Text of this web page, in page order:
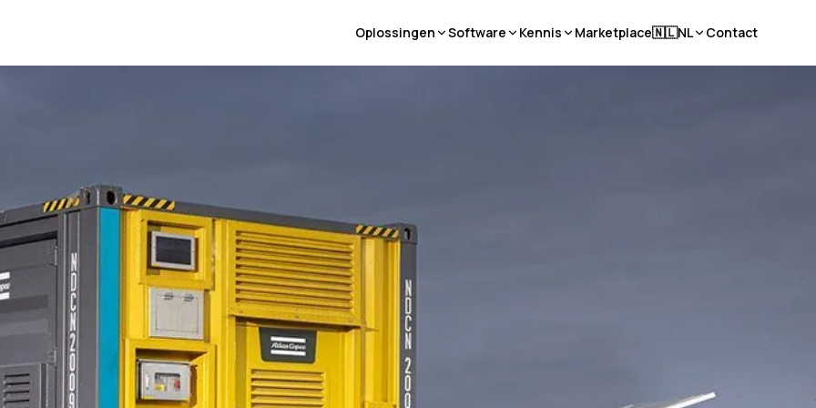
Oplossingen Software Kennis Marketplace🇳🇱NL Contact